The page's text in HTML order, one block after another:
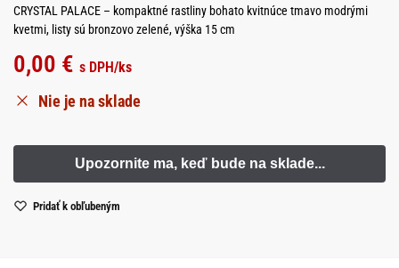
CRYSTAL PALACE – kompaktné rastliny bohato kvitnúce tmavo modrými
kvetmi, listy sú bronzovo zelené, výška 15 cm
0,00 € s DPH/ks
Nie je na sklade
Pridať k obľubeným